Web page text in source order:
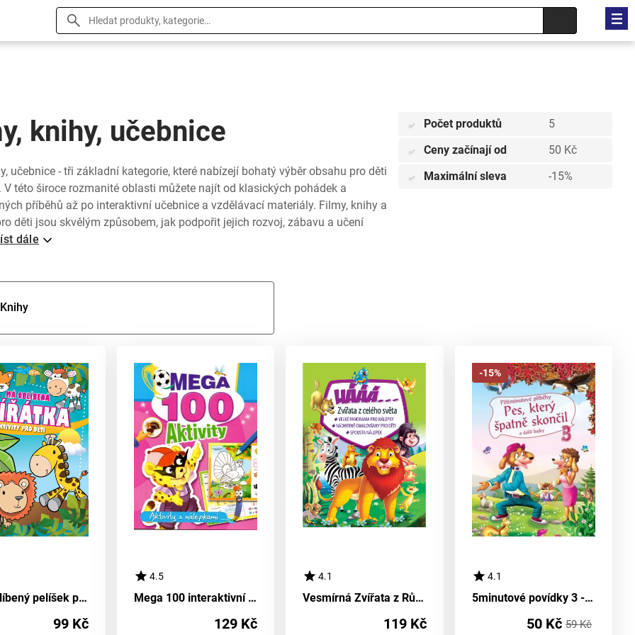
knihy, učebnice
učebnice - tři základní kategorie, které nabízejí bohatý výběr obsahu pro děti
V této široce rozmanité oblasti můžete najít od klasických pohádek a
příběhů až po interaktivní učebnice a vzdělávací materiály. Filmy, knihy a
děti jsou skvělým způsobem, jak podpořit jejich rozvoj, zábavu a učení
dále
✅ Počet produktů 5
✅ Ceny začínají od 50 Kč
✅ Maximální sleva -15%
Knihy
Můj oblíbený pelíšek pro miminka
99 Kč
4.5
Mega 100 interaktivní sady s samolepkami PUMA
129 Kč
4.1
Vesmírná Zvířata z Různých Koutů Světa
119 Kč
-15%
4.1
5minutové povídky 3 - Feneček, jenž nevyšel dobře
50 Kč 59 Kč